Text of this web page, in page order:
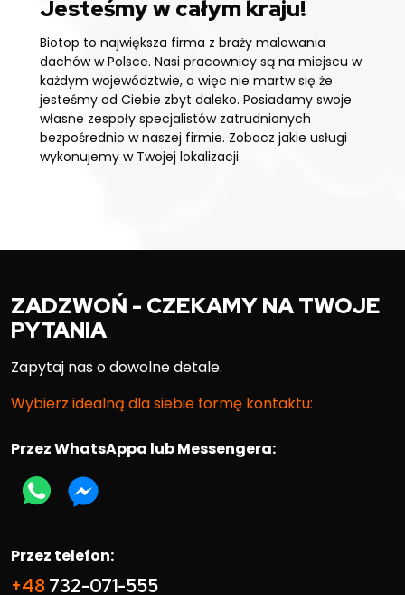
Jesteśmy w całym kraju!
Biotop to największa firma z braży malowania
dachów w Polsce. Nasi pracownicy są na miejscu w
każdym województwie, a więc nie martw się że
jesteśmy od Ciebie zbyt daleko. Posiadamy swoje
własne zespoły specjalistów zatrudnionych
bezpośrednio w naszej firmie. Zobacz jakie usługi
wykonujemy w Twojej lokalizacji.
ZADZWOŃ - CZEKAMY NA TWOJE
PYTANIA
Zapytaj nas o dowolne detale.
Wybierz idealną dla siebie formę kontaktu:
Przez WhatsAppa lub Messengera:
Przez telefon:
+48732-071-555